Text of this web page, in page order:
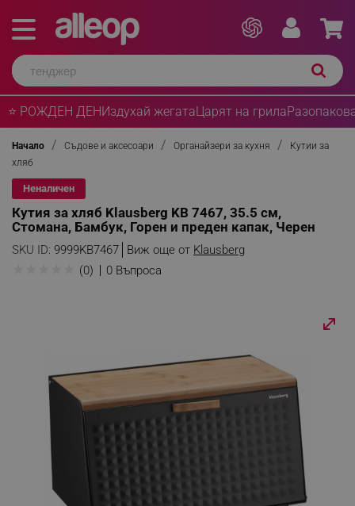
⭐ РОЖДЕН ДЕНИздухай жегатаЦарят на грила
Начало Съдове и аксесоари Органайзери за кухня
Кутии за
хляб
Неналичен
Кутия за хляб Klausberg KB 7467, 35.5 см,
Стомана, Бамбук, Горен и преден капак, Черен
SKU ID: 9999KB7467 Виж още от Klausberg
(0) 0 Въпроса